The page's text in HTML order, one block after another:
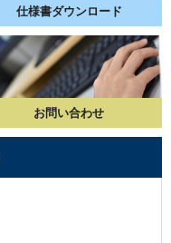
仕様書ダウンロード
お問い合わせ